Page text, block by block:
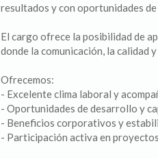
resultados y con oportunidades
El cargo ofrece la posibilidad de
donde la comunicación, la calidad
Ofrecemos:
- Excelente clima laboral y
- Oportunidades de desarrollo y
- Beneficios corporativos y
- Participación activa en